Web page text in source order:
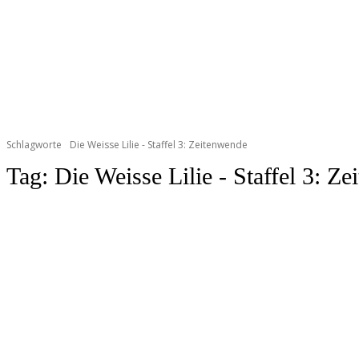
Schlagworte Die Weisse Lilie - Staffel 3: Zeitenwende
Tag: Die Weisse Lilie - Staffel 3: